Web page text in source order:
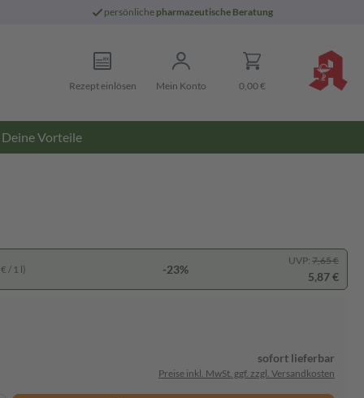
persönliche pharmazeutische Beratung
Rezept einlösen Mein Konto 0,00 €
Deine Vorteile
/ 1 l) -23%
UVP: 7,65 €
5,87 €
sofort lieferbar
Preise inkl. MwSt. ggf. zzgl. Versandkosten